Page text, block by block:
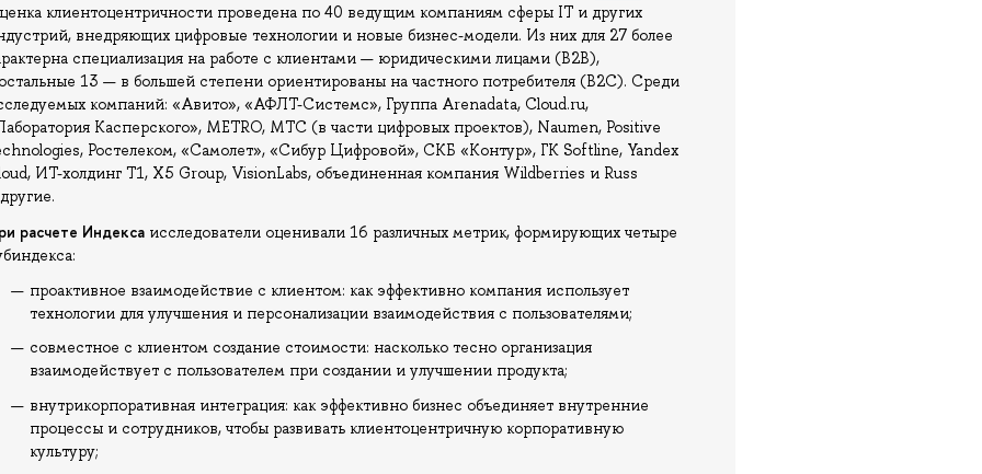
клиентоцентричности проведена по 40 ведущим компаниям сферы IT и других
внедряющих цифровые технологии и новые бизнес-модели. Из них для 27 более
специализация на работе с клиентами — юридическими лицами (B2B),
13 — в большей степени ориентированы на частного потребителя (B2C). Среди
компаний: «Авито», «АФЛТ-Системс», Группа Arenadata, Cloud.ru,
Касперского», METRO, МТС (в части цифровых проектов), Naumen, Positive
Ростелеком, «Самолет», «Сибур Цифровой», СКБ «Контур», ГК Softline, Yandex
ИТ-холдинг Т1, X5 Group, VisionLabs, объединенная компания Wildberries и Russ
расчете Индекса исследователи оценивали 16 различных метрик, формирующих четыре
проактивное взаимодействие с клиентом: как эффективно компания использует
технологии для улучшения и персонализации взаимодействия с пользователями;
совместное с клиентом создание стоимости: насколько тесно организация
взаимодействует с пользователем при создании и улучшении продукта;
внутрикорпоративная интеграция: как эффективно бизнес объединяет внутренние
процессы и сотрудников, чтобы развивать клиентоцентричную корпоративную
культуру;